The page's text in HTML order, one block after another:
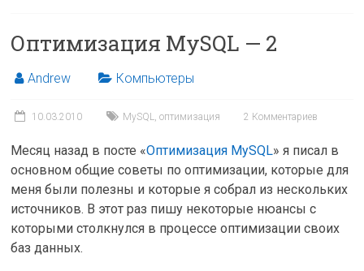
Оптимизация MySQL — 2
Andrew Компьютеры
10.03.2010 MySQL,оптимизация 2 Комментариев
Месяц назад в посте «Оптимизация MySQL» я писал в
основном общие советы по оптимизации, которые для
меня были полезны и которые я собрал из нескольких
источников. В этот раз пишу некоторые нюансы с
которыми столкнулся в процессе оптимизации своих
баз данных.